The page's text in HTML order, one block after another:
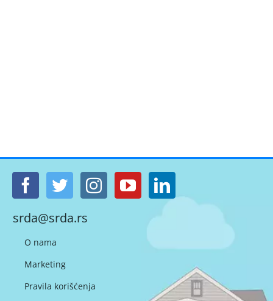
srda@srda.rs
O nama
Marketing
Pravila korišćenja